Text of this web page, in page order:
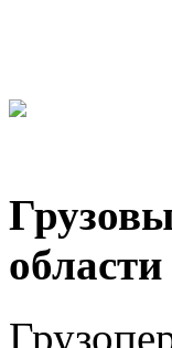
области